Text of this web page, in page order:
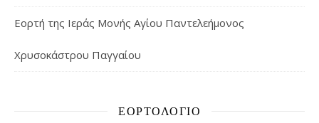
Εορτή της Ιεράς Μονής Αγίου Παντελεήμονος
Χρυσοκάστρου Παγγαίου
ΕΟΡΤΟΛΌΓΙΟ